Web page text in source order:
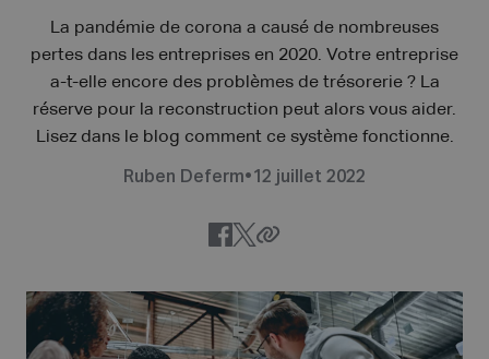
La pandémie de corona a causé de nombreuses
pertes dans les entreprises en 2020. Votre entreprise
a-t-elle encore des problèmes de trésorerie ? La
réserve pour la reconstruction peut alors vous aider.
Lisez dans le blog comment ce système fonctionne.
Ruben Deferm•12 juillet 2022